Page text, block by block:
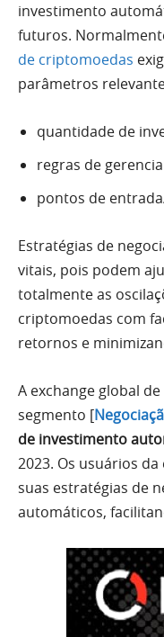
investimento
futuros.
de criptomoedas
parâmetros
quantidade de
regras de
pontos de
Estratégias de
vitais, pois podem
totalmente as
criptomoedas com
retornos e
A exchange global
segmento [
de investimento
2023. Os usuários
suas estratégias de
automáticos,